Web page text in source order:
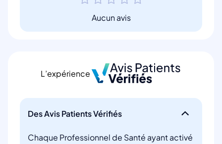
Aucun avis
L’expérience
Des Avis Patients Vérifiés
Chaque Professionnel de Santé ayant activé